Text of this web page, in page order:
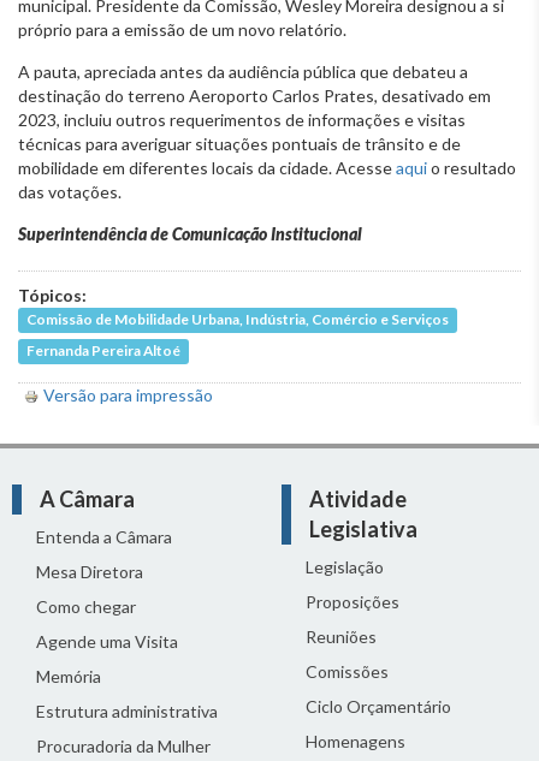
municipal. Presidente da Comissão, Wesley Moreira designou a si
próprio para a emissão de um novo relatório.
A pauta, apreciada antes da audiência pública que debateu a
destinação do terreno Aeroporto Carlos Prates, desativado em
2023, incluiu outros requerimentos de informações e visitas
técnicas para averiguar situações pontuais de trânsito e de
mobilidade em diferentes locais da cidade. Acesseaquio resultado
das votações.
Superintendência de Comunicação Institucional
Tópicos:
Comissão de Mobilidade Urbana, Indústria, Comércio e Serviços
Fernanda Pereira Altoé
Versão para impressão
A Câmara
Entenda a Câmara
Mesa Diretora
Como chegar
Agende uma Visita
Memória
Estrutura administrativa
Procuradoria da Mulher
Atividade
Legislativa
Legislação
Proposições
Reuniões
Comissões
Ciclo Orçamentário
Homenagens